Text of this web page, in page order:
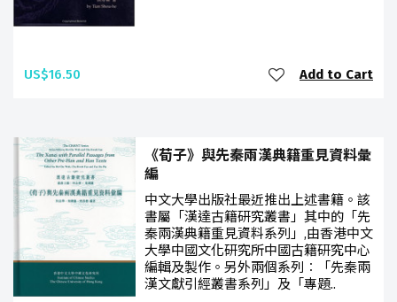
US$16.50 Add to Cart
《荀子》與先秦兩漢典籍重見資料彙
編
中文大學出版社最近推出上述書籍。該
書屬「漢達古籍研究叢書」其中的「先
秦兩漢典籍重見資料系列」,由香港中文
大學中國文化研究所中國古籍研究中心
編輯及製作。另外兩個系列︰「先秦兩
漢文獻引經叢書系列」及「專題..